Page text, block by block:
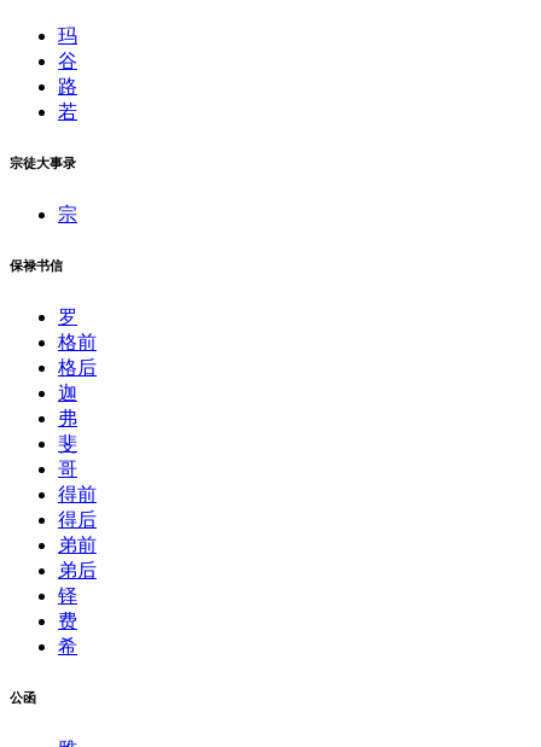
玛
谷
路
若
宗徒大事录
宗
保禄书信
罗
格前
格后
迦
弗
斐
哥
得前
得后
弟前
弟后
铎
费
希
公函